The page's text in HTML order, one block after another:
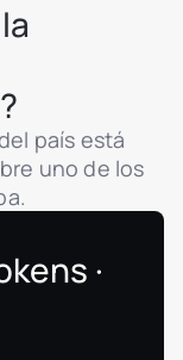
país está
uno de los
·